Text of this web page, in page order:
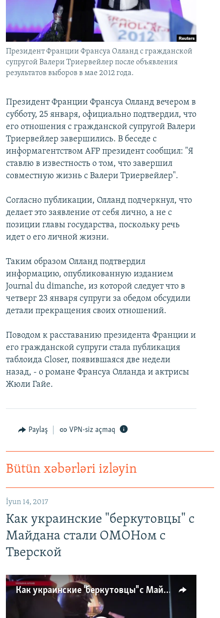
İNFOQRAFIKA
KARIKATURA
AZƏRBAYCAN ƏDƏBIYYATI KITABXANASI
İSLAM VƏ DEMOKRATIYA
PEŞƏ ETIKASI VƏ JURNALISTIKA STANDARTLARIMIZ
AZADLIQRADIOSU MOBIL TELEFONUNUZDA
XƏBƏR BÜLLETENLƏRIMIZ
RFE/RL-in bütün saytları
Президент Франции Франсуа Олланд с гражданской
супругой Валери Триервейлер после объявления
результатов выборов в мае 2012 года.
Президент Франции Франсуа Олланд вечером в
субботу, 25 января, официально подтвердил, что
его отношения с гражданской супругой Валери
Триервейлер завершились. В беседе с
информагентством AFP президент сообщил: "Я
ставлю в известность о том, что завершил
совместную жизнь с Валери Триервейлер".
Согласно публикации, Олланд подчеркнул, что
делает это заявление от себя лично, а не с
позиции главы государства, поскольку речь
идет о его личной жизни.
Таким образом Олланд подтвердил
информацию, опубликованную изданием
Journal du dimanche, из которой следует что в
четверг 23 января супруги за обедом обсудили
детали прекращения своих отношений.
Поводом к расставанию президента Франции и
его гражданской супруги стала публикация
таблоида Closer, появившаяся две недели
назад, - о романе Франсуа Олланда и актрисы
Жюли Гайе.
Paylaş VPN-siz açmaq
Bütün xəbərləri izləyin
İyun 14, 2017
Как украинские "беркутовцы" с
Майдана стали ОМОНом с
Тверской
Как украинские "беркутовцы" с Майдана стали ОМОНом с Тверской